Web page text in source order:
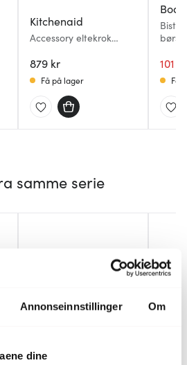
Annonseinnstillinger Om
dine
Kitchenaid
Accessory eltekrok
879 kr
Få på lager
101 kr
Få
samme serie
Ankarsrum